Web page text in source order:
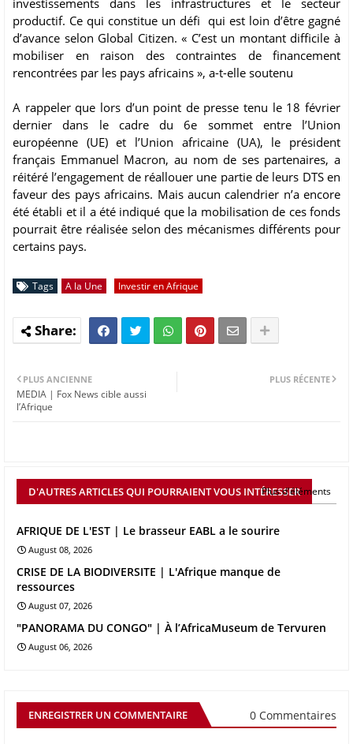
investissements dans les infrastructures et le secteur
productif. Ce qui constitue un défi qui est loin d’être gagné
d’avance selon Global Citizen. « C’est un montant difficile à
mobiliser en raison des contraintes de financement
rencontrées par les pays africains », a-t-elle soutenu
A rappeler que lors d’un point de presse tenu le 18 février
dernier dans le cadre du 6e sommet entre l’Union
européenne (UE) et l’Union africaine (UA), le président
français Emmanuel Macron, au nom de ses partenaires, a
réitéré l’engagement de réallouer une partie de leurs DTS en
faveur des pays africains. Mais aucun calendrier n’a encore
été établi et il a été indiqué que la mobilisation de ces fonds
pourrait être réalisée selon des mécanismes différents pour
certains pays.
Tags A la Une Investir en Afrique
PLUS RÉCENTE
PLUS ANCIENNE
MEDIA | Fox News cible aussi
l’Afrique
D'AUTRES ARTICLES QUI POURRAIENT VOUS INTÉRESSER
Plus d'éléments
AFRIQUE DE L'EST | Le brasseur EABL a le sourire
August 08, 2026
CRISE DE LA BIODIVERSITE | L'Afrique manque de
ressources
August 07, 2026
"PANORAMA DU CONGO" | À l’AfricaMuseum de Tervuren
August 06, 2026
ENREGISTRER UN COMMENTAIRE 0 Commentaires